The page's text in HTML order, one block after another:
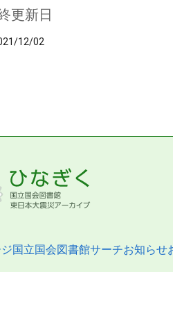
更新日
12/02
国立国会図書館サーチお知らせ